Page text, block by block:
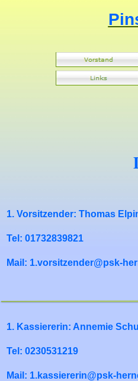
1. Vorsitzender: Thomas
Tel: 01732839821
Mail: 1.vorsitzender@psk-
1. Kassiererin: Annemie
Tel: 0230531219
Mail: 1.kassiererin@psk-